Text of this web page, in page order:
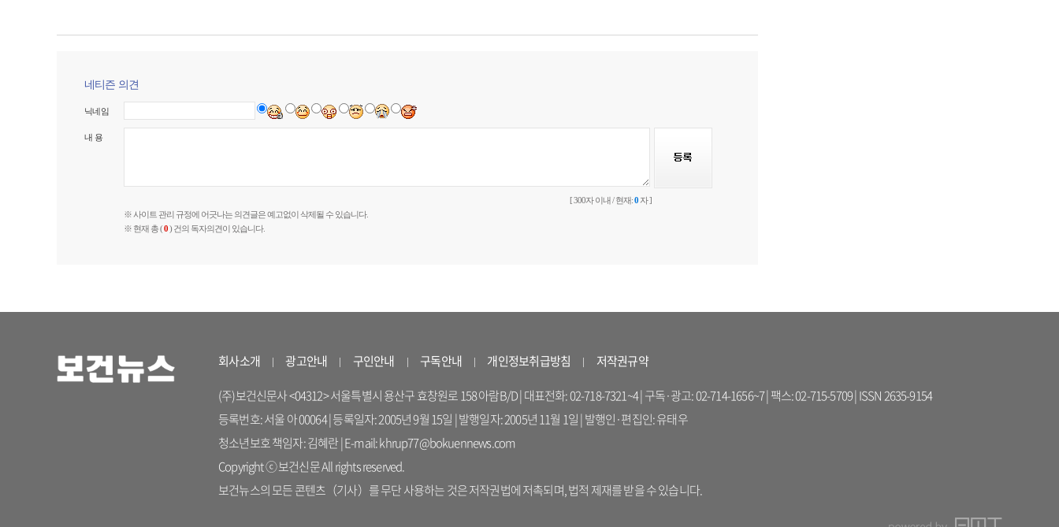
네티즌 의견
닉네임
내 용
[ 300자 이내 / 현재:0 자 ]
※ 사이트 관리 규정에 어긋나는 의견글은 예고없이 삭제될 수 있습니다.
※ 현재 총 (0) 건의 독자의견이 있습니다.
회사소개 광고안내 구인안내 구독안내 개인정보취급방침
저작권규약
(주)보건신문사 <04312> 서울특별시 용산구 효창원로 158 아람B/D | 대표전화: 02-718-7321~4 | 구독·광고: 02-714-1656~7 | 팩스: 02-715-5709 | ISSN 2635-9154
등록번호: 서울 아 00064 | 등록일자: 2005년 9월 15일 | 발행일자: 2005년 11월 1일 | 발행인·편집인: 유태우
청소년보호 책임자: 김혜란 | E-mail: khrup77@bokuennews.com
Copyright ⓒ 보건신문 All rights reserved.
보건뉴스의 모든 콘텐츠（기사）를 무단 사용하는 것은 저작권법에 저촉되며, 법적 제재를 받을 수 있습니다.